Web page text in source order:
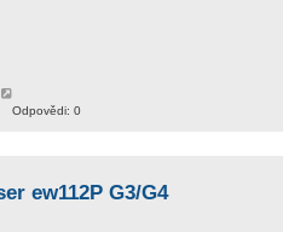
Odpovědi: 0
ew112P G3/G4